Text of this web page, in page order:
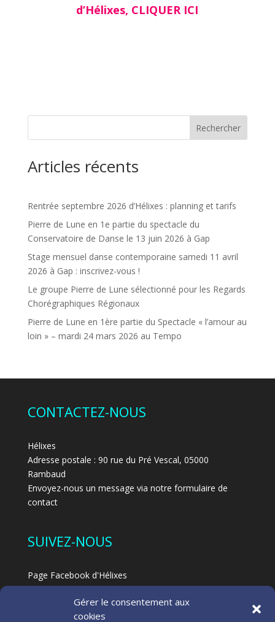
Gérer le consentement aux
cookies
d’Hélixes, CLIQUER ICI
Rechercher
Articles récents
Rentrée septembre 2026 d’Hélixes : planning et tarifs
Pierre de Lune en 1e partie du spectacle du
Conservatoire de Danse le 13 juin 2026 à Gap
Stage mensuel danse contemporaine samedi 11 avril
2026 à Gap : inscrivez-vous !
Le groupe Pierre de Lune sélectionné pour les Regards
Chorégraphiques Régionaux
Pierre de Lune en 1ère partie du Spectacle « l’amour au
loin » – mardi 24 mars 2026 au Tempo
CONTACTEZ-NOUS
Hélixes
Adresse postale : 90 rue du Pré Vescal, 05000
Rambaud
Envoyez-nous un message via notre formulaire de
contact
SUIVEZ-NOUS
Page Facebook d'Hélixes
Page Facebook dédiée au Feldenkrais à Hélixes